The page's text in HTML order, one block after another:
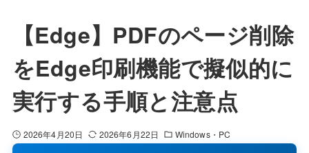
【Edge】PDFのページ削除
をEdge印刷機能で擬似的に
実行する手順と注意点
2026年4月20日 2026年6月22日 Windows・PC